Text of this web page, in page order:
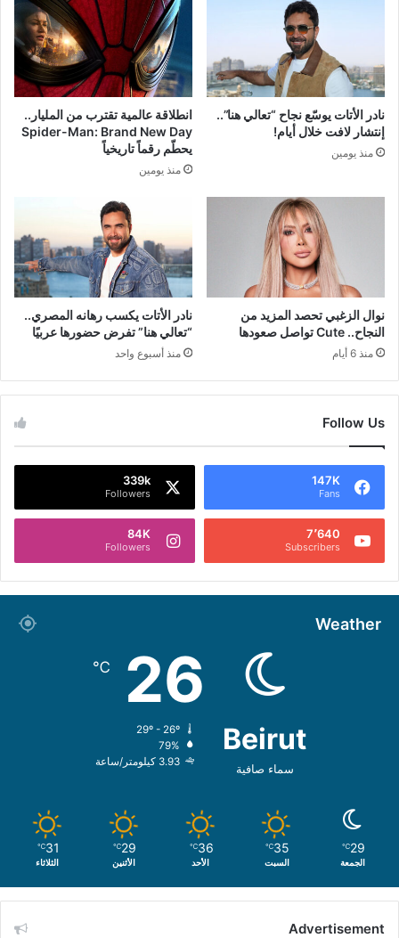
نادر الأتات يوسّع نجاح “تعالي هنا”..
إنتشار لافت خلال أيام!
منذ يومين
انطلاقة عالمية تقترب من المليار..
Spider-Man: Brand New Day
يحطّم رقماً تاريخياً
منذ يومين
نوال الزغبي تحصد المزيد من
النجاح.. Cute تواصل صعودها
منذ 6 أيام
نادر الأتات يكسب رهانه المصري..
“تعالي هنا” تفرض حضورها عربيًا
منذ أسبوع واحد
Follow Us
147K
Fans
339k
Followers
7٬640
Subscribers
84K
Followers
Weather
Beirut
سماء صافية
26
℃
79%
3.93 كيلومتر/ساعة
29
℃
الجمعة
35
℃
السبت
36
℃
الأحد
29
℃
الأثنين
31
℃
الثلاثاء
Advertisement